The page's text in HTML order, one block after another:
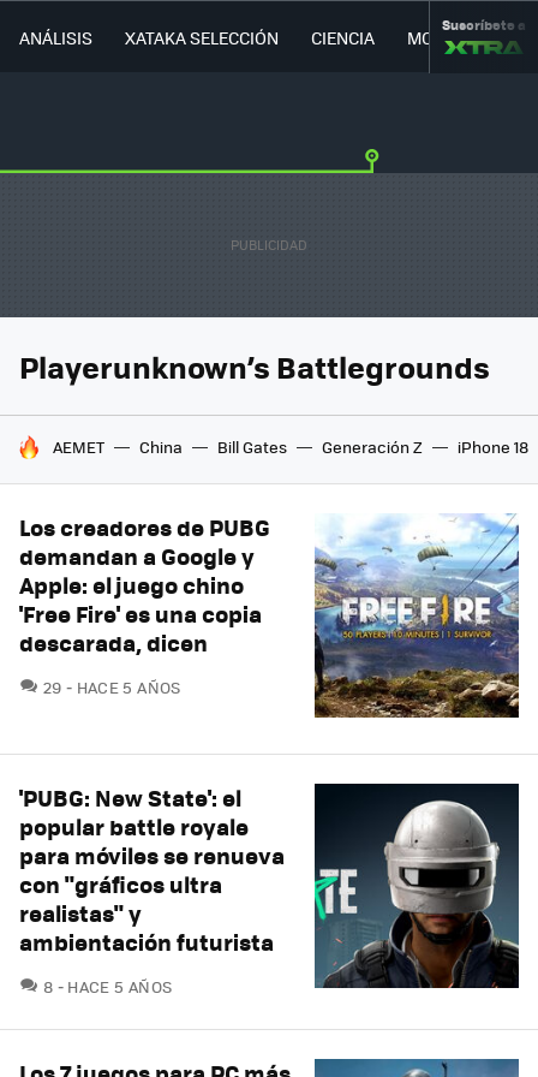
ANÁLISIS XATAKA SELECCIÓN CIENCIA MOVILIDAD
Suscríbete a
Playerunknown’s Battlegrounds
HOY SE HABLA DE
AEMET China Bill Gates Generación Z iPhone 18
Los creadores de PUBG
demandan a Google y
Apple: el juego chino
'Free Fire' es una copia
descarada, dicen
29 COMENTARIOS
HACE 5 AÑOS
'PUBG: New State': el
popular battle royale
para móviles se renueva
con "gráficos ultra
realistas" y
ambientación futurista
8 COMENTARIOS
HACE 5 AÑOS